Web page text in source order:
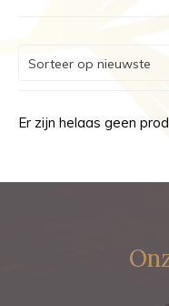
Er zijn helaas geen